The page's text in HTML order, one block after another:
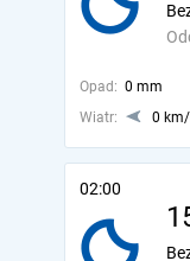
Opad: 0 mm
Wiatr:
0
02:00